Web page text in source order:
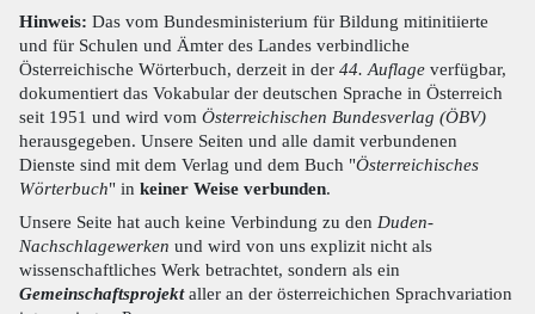
Hinweis: Das vom Bundesministerium für Bildung mitinitiierte
und für Schulen und Ämter des Landes verbindliche
Österreichische Wörterbuch, derzeit in der 44. Auflage verfügbar,
dokumentiert das Vokabular der deutschen Sprache in Österreich
seit 1951 und wird vom Österreichischen Bundesverlag (ÖBV)
herausgegeben. Unsere Seiten und alle damit verbundenen
Dienste sind mit dem Verlag und dem Buch "Österreichisches
Wörterbuch" in keiner Weise verbunden.
Unsere Seite hat auch keine Verbindung zu den Duden-
Nachschlagewerken und wird von uns explizit nicht als
wissenschaftliches Werk betrachtet, sondern als ein
Gemeinschaftsprojektaller an der österreichichen Sprachvariation